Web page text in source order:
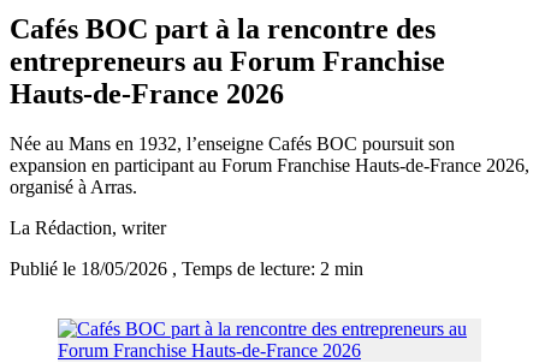
Cafés BOC part à la rencontre des
entrepreneurs au Forum Franchise
Hauts-de-France 2026
Née au Mans en 1932, l’enseigne Cafés BOC poursuit son
expansion en participant au Forum Franchise Hauts-de-France 2026,
organisé à Arras.
La Rédaction, writer
Publié le 18/05/2026 , Temps de lecture: 2 min